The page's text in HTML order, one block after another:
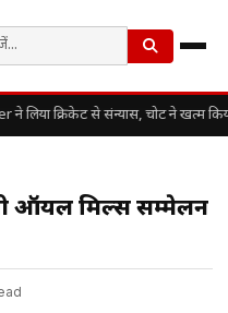
लिया क्रिकेट से संन्यास, चोट ने खत्म
ऑयल मिल्स सम्मेलन